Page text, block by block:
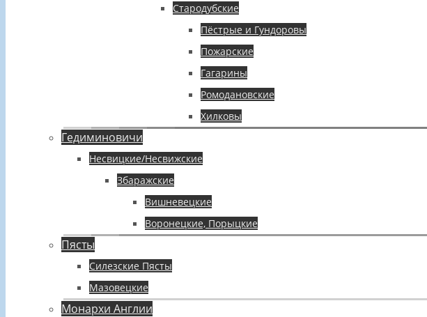
Стародубские
Пёстрые и Гундоровы
Пожарские
Гагарины
Ромодановские
Хилковы
Гедиминовичи
Несвицкие/Несвижские
Збаражские
Вишневецкие
Воронецкие, Порыцкие
Пясты
Силезские Пясты
Мазовецкие
Монархи Англии